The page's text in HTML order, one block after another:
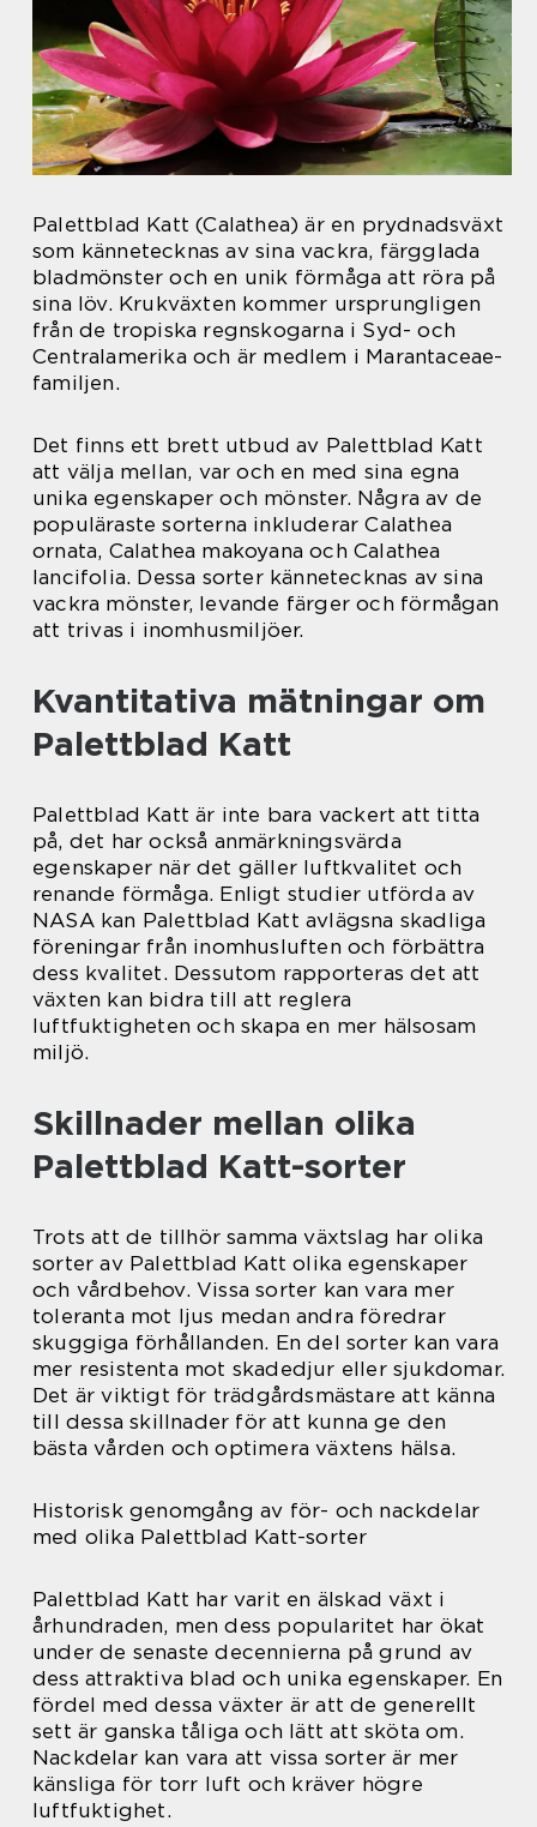
Palettblad Katt (Calathea) är en prydnadsväxt
som kännetecknas av sina vackra, färgglada
bladmönster och en unik förmåga att röra på
sina löv. Krukväxten kommer ursprungligen
från de tropiska regnskogarna i Syd- och
Centralamerika och är medlem i Marantaceae-
familjen.
Det finns ett brett utbud av Palettblad Katt
att välja mellan, var och en med sina egna
unika egenskaper och mönster. Några av de
populäraste sorterna inkluderar Calathea
ornata, Calathea makoyana och Calathea
lancifolia. Dessa sorter kännetecknas av sina
vackra mönster, levande färger och förmågan
att trivas i inomhusmiljöer.
Kvantitativa mätningar om
Palettblad Katt
Palettblad Katt är inte bara vackert att titta
på, det har också anmärkningsvärda
egenskaper när det gäller luftkvalitet och
renande förmåga. Enligt studier utförda av
NASA kan Palettblad Katt avlägsna skadliga
föreningar från inomhusluften och förbättra
dess kvalitet. Dessutom rapporteras det att
växten kan bidra till att reglera
luftfuktigheten och skapa en mer hälsosam
miljö.
Skillnader mellan olika
Palettblad Katt-sorter
Trots att de tillhör samma växtslag har olika
sorter av Palettblad Katt olika egenskaper
och vårdbehov. Vissa sorter kan vara mer
toleranta mot ljus medan andra föredrar
skuggiga förhållanden. En del sorter kan vara
mer resistenta mot skadedjur eller sjukdomar.
Det är viktigt för trädgårdsmästare att känna
till dessa skillnader för att kunna ge den
bästa vården och optimera växtens hälsa.
Historisk genomgång av för- och nackdelar
med olika Palettblad Katt-sorter
Palettblad Katt har varit en älskad växt i
århundraden, men dess popularitet har ökat
under de senaste decennierna på grund av
dess attraktiva blad och unika egenskaper. En
fördel med dessa växter är att de generellt
sett är ganska tåliga och lätt att sköta om.
Nackdelar kan vara att vissa sorter är mer
känsliga för torr luft och kräver högre
luftfuktighet.